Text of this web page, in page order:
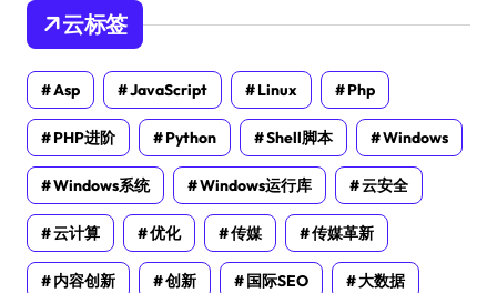
云标签
Asp JavaScript Linux Php
PHP进阶 Python Shell脚本 Windows
Windows系统 Windows运行库 云安全
云计算 优化 传媒 传媒革新
内容创新 创新 国际SEO 大数据